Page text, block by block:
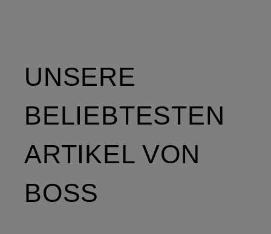
UNSERE
BELIEBTESTEN
ARTIKEL VON
BOSS